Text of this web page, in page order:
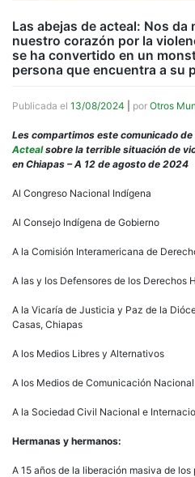
Las abejas de acteal: Nos
nuestro corazón por la
se ha convertido en un
persona que encuentra a su
Publicada el 13/08/2024 por Otros
Les compartimos este comunicado de
Actealsobre la terrible situación de
en Chiapas – A 12 de agosto de 2024
Al Congreso Nacional Indígena
Al Consejo Indígena de Gobierno
A la Comisión Interamericana de
A las y los Defensores de los Derechos
A la Vicaría de Justicia y Paz de la
Casas, Chiapas
A los Medios Libres y Alternativos
A los Medios de Comunicación
A la Sociedad Civil Nacional e
Hermanas y hermanos:
A 15 años de la liberación masiva de